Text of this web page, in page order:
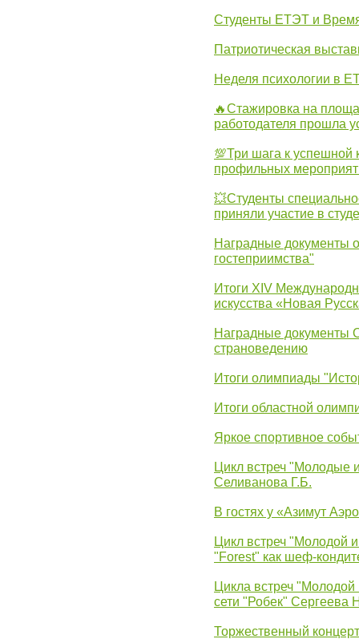
Студенты ЕТЭТ и
Патриотическая
Неделя психологии в
🔥Стажировка на
работодателя прошла
💯Три шага к успешной
профильных
💥Студенты
приняли участие в
Наградные документы
гостеприимства"
Итоги XIV
искусства «Новая
Наградные документы
страноведению
Итоги олимпиады
Итоги областной
Яркое спортивное
Цикл встреч "Молодые
Селиванова Г.Б.
В гостях у «Азимут
Цикл встреч "Молодой
"Forest" как шеф-
Цикла встреч
сети "Робек" Сергеева
Торжественный